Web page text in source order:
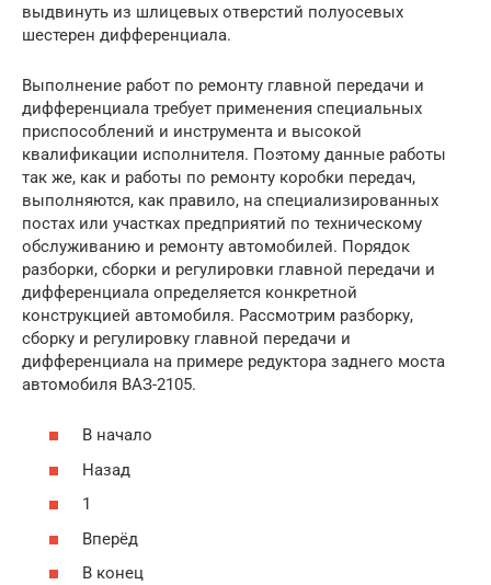
выдвинуть из шлицевых отверстий полуосевых
шестерен дифференциала.
Выполнение работ по ремонту главной передачи и
дифференциала требует применения специальных
приспособлений и инструмента и высокой
квалификации исполнителя. Поэтому данные работы
так же, как и работы по ремонту коробки передач,
выполняются, как правило, на специализированных
постах или участках предприятий по техническому
обслуживанию и ремонту автомобилей. Порядок
разборки, сборки и регулировки главной передачи и
дифференциала определяется конкретной
конструкцией автомобиля. Рассмотрим разборку,
сборку и регулировку главной передачи и
дифференциала на примере редуктора заднего моста
автомобиля ВАЗ-2105.
В начало
Назад
1
Вперёд
В конец